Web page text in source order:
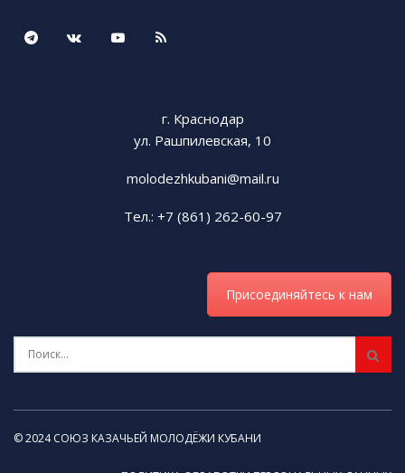
г. Краснодар
ул. Рашпилевская, 10
molodezhkubani@mail.ru
Тел.: +7 (861) 262-60-97
Присоединяйтесь к нам
© 2024 СОЮЗ КАЗАЧЬЕЙ МОЛОДЁЖИ КУБАНИ